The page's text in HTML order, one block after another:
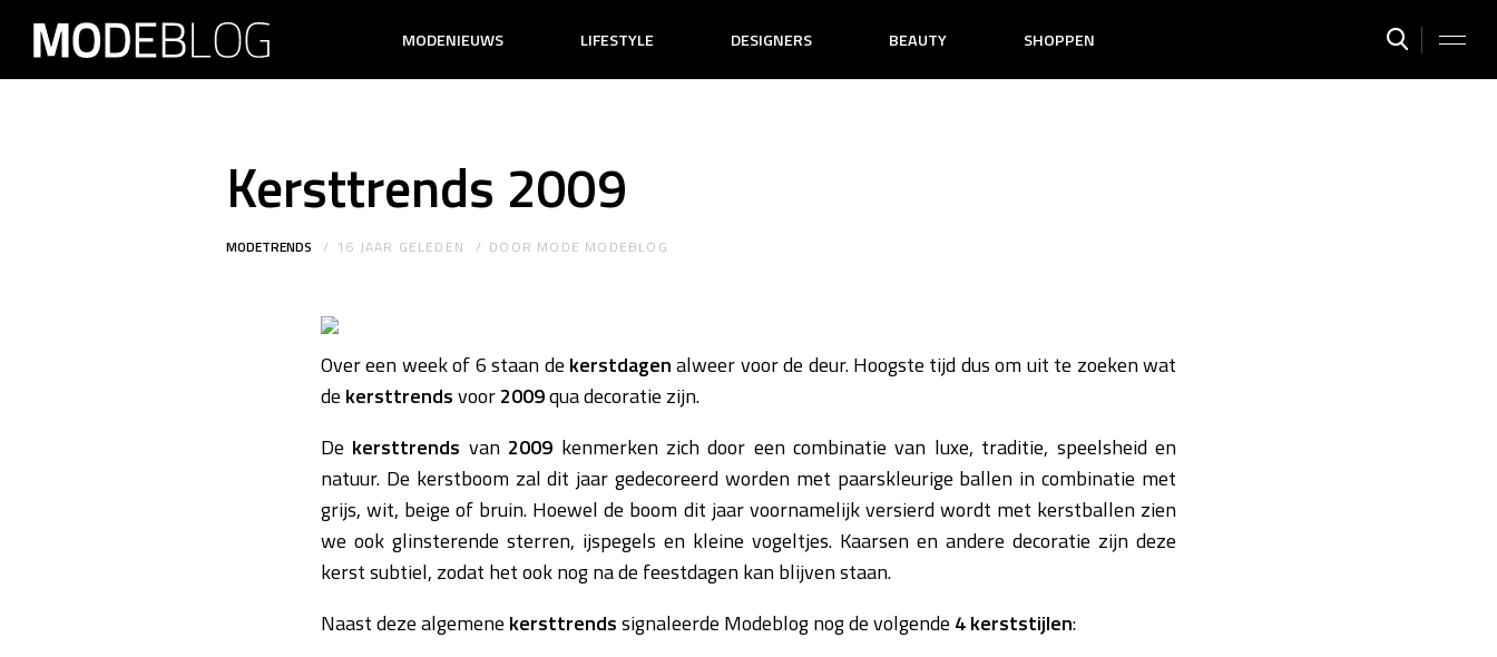
MODENIEUWS LIFESTYLE DESIGNERS BEAUTY SHOPPEN
Kersttrends 2009
MODETRENDS 16 JAAR GELEDEN DOOR MODE MODEBLOG
Over een week of 6 staan de kerstdagenalweer voor de deur. Hoogste tijd dus om uit te zoeken wat
de kersttrendsvoor2009qua decoratie zijn.
De kersttrends van 2009 kenmerken zich door een combinatie van luxe, traditie, speelsheid en
natuur. De kerstboom zal dit jaar gedecoreerd worden met paarskleurige ballen in combinatie met
grijs, wit, beige of bruin. Hoewel de boom dit jaar voornamelijk versierd wordt met kerstballen zien
we ook glinsterende sterren, ijspegels en kleine vogeltjes. Kaarsen en andere decoratie zijn deze
kerst subtiel, zodat het ook nog na de feestdagen kan blijven staan.
Naast deze algemene kersttrendssignaleerde Modeblog nog de volgende 4 kerststijlen: